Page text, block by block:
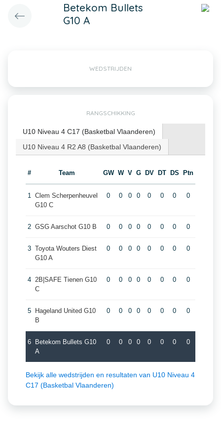
Betekom Bullets
G10 A
WEDSTRIJDEN
RANGSCHIKKING
U10 Niveau 4 C17 (Basketbal Vlaanderen)
U10 Niveau 4 R2 A8 (Basketbal Vlaanderen)
# Team GW W V G DV DT DS Ptn
1 Clem Scherpenheuvel
G10 C
0 0 0 0 0 0 0 0
2 GSG Aarschot G10 B 0 0 0 0 0 0 0 0
3 Toyota Wouters Diest
G10 A
0 0 0 0 0 0 0 0
4 2B|SAFE Tienen G10
C
0 0 0 0 0 0 0 0
5
Hageland United G10
B
0 0 0 0 0 0 0 0
6
Betekom Bullets G10
A
0 0 0 0 0 0 0 0
Bekijk alle wedstrijden en resultaten van U10 Niveau 4
C17 (Basketbal Vlaanderen)